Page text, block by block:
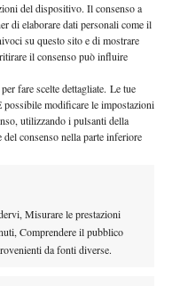
del dispositivo. Il consenso a
di elaborare dati personali come il
su questo sito e di mostrare
il consenso può influire
fare scelte dettagliate. Le tue
possibile modificare le impostazioni
utilizzando i pulsanti della
consenso nella parte inferiore
Misurare le prestazioni
Comprendere il pubblico
da fonti diverse.